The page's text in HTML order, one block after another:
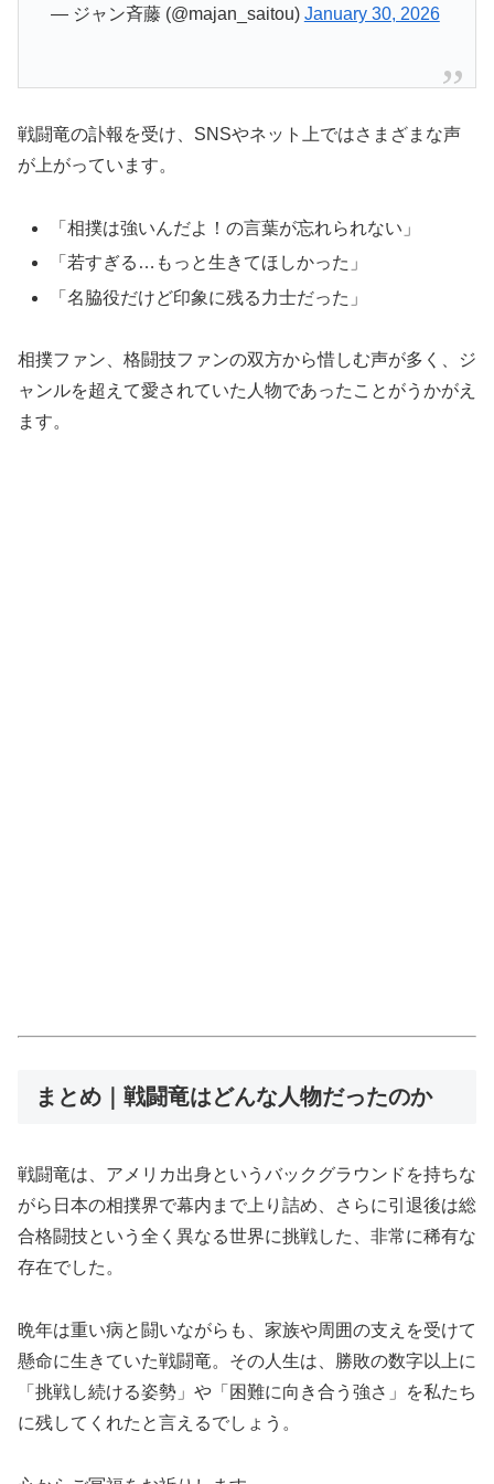
— ジャン斉藤 (@majan_saitou) January 30, 2026
戦闘竜の訃報を受け、SNSやネット上ではさまざまな声
が上がっています。
「相撲は強いんだよ！の言葉が忘れられない」
「若すぎる…もっと生きてほしかった」
「名脇役だけど印象に残る力士だった」
相撲ファン、格闘技ファンの双方から惜しむ声が多く、ジ
ャンルを超えて愛されていた人物であったことがうかがえ
ます。
まとめ｜戦闘竜はどんな人物だったのか
戦闘竜は、アメリカ出身というバックグラウンドを持ちな
がら日本の相撲界で幕内まで上り詰め、さらに引退後は総
合格闘技という全く異なる世界に挑戦した、非常に稀有な
存在でした。
晩年は重い病と闘いながらも、家族や周囲の支えを受けて
懸命に生きていた戦闘竜。その人生は、勝敗の数字以上に
「挑戦し続ける姿勢」や「困難に向き合う強さ」を私たち
に残してくれたと言えるでしょう。